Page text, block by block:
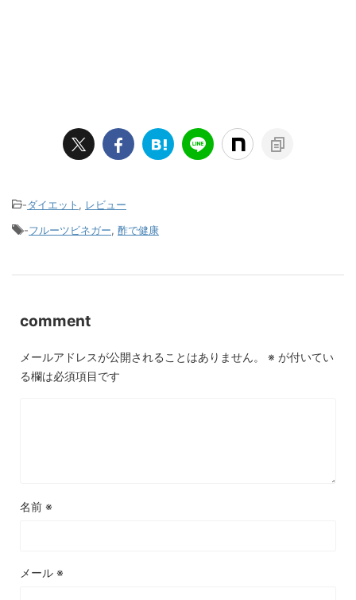
-ダイエット , レビュー
-フルーツビネガー, 酢で健康
comment
メールアドレスが公開されることはありません。 ※ が付いてい
る欄は必須項目です
名前 ※
メール ※